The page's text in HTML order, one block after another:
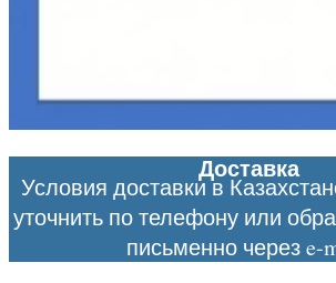
Доставка
Условия доставки в
уточнить по телефону или
письменно через e-